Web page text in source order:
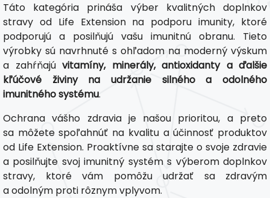
Táto kategória prináša výber kvalitných doplnkov
stravy od Life Extension na podporu imunity, ktoré
podporujú a posilňujú vašu imunitnú obranu. Tieto
výrobky sú navrhnuté s ohľadom na moderný výskum
a zahŕňajú vitamíny, minerály, antioxidanty a ďalšie
kľúčové živiny na udržanie silného a odolného
imunitného systému.
Ochrana vášho zdravia je našou prioritou, a preto
sa môžete spoľahnúť na kvalitu a účinnosť produktov
od Life Extension. Proaktívne sa starajte o svoje zdravie
a posilňujte svoj imunitný systém s výberom doplnkov
stravy, ktoré vám pomôžu udržať sa zdravým
a odolným proti rôznym vplyvom.